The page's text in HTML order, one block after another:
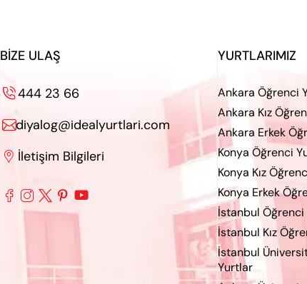
BIZE ULAŞ
444 23 66
diyalog@idealyurtlari.com
 İletişim Bilgileri
    
YURTLARIMIZ
Ankara Öğrenci
Ankara Kız
Ankara Erkek
Konya Öğrenci
Konya Kız
Konya Erkek
İstanbul Öğrenci
İstanbul Kız
İstanbul
Yurtlar